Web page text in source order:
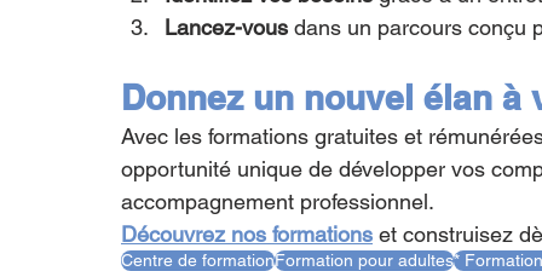
Lancez-vous dans un parcours conçu
Donnez un nouvel élan à
Avec les formations gratuites et
opportunité unique de développer vos
accompagnement professionnel.
Découvrez nos formations et construisez
Centre de formationFormation pour adultes*